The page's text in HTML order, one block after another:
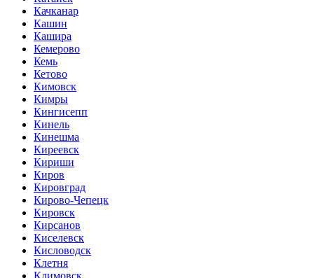
Качканар
Кашин
Кашира
Кемерово
Кемь
Кетово
Кимовск
Кимры
Кингисепп
Кинель
Кинешма
Киреевск
Кириши
Киров
Кировград
Кирово-Чепецк
Кировск
Кирсанов
Киселевск
Кисловодск
Клетня
Климовск